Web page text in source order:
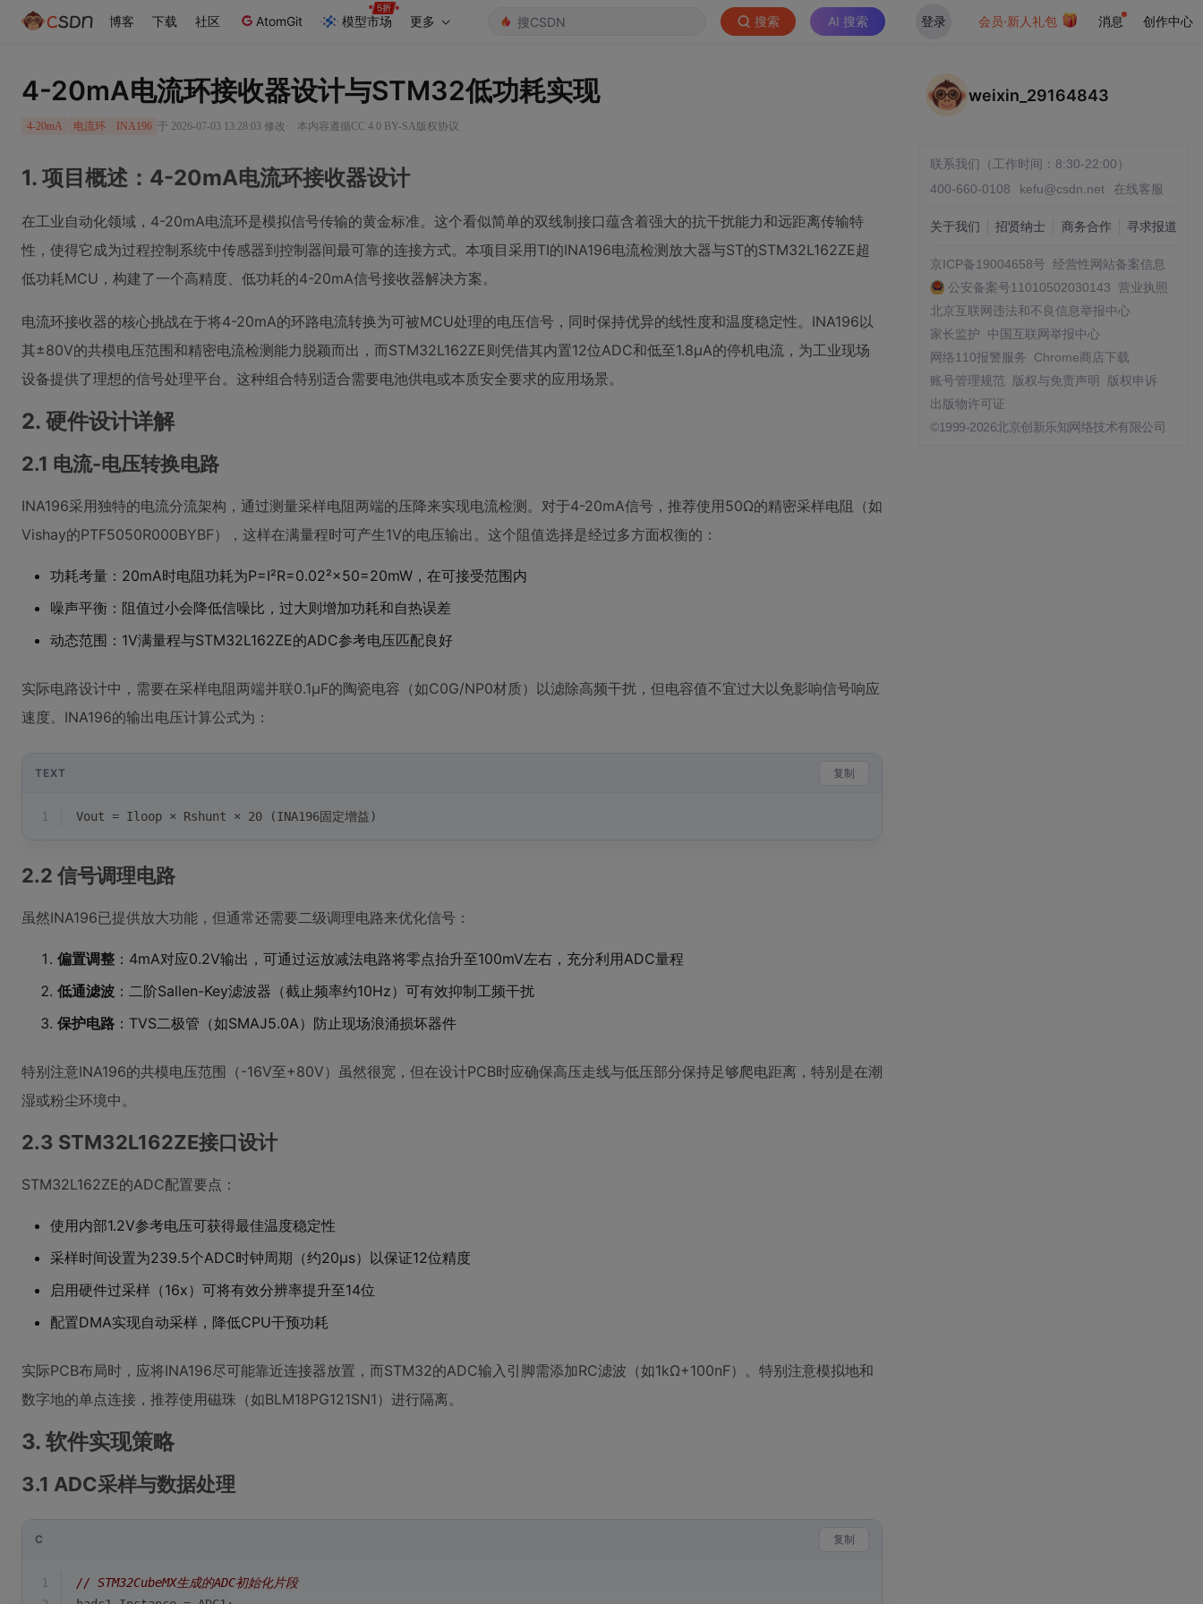
博客 下载 社区 AtomGit 模型市场 更多 搜索 AI 搜索 登录 会员·新人礼包 消息 创作中心
4-20mA电流环接收器设计与STM32低功耗实现
4-20mA 电流环 INA196 于 2026-07-03 13:28:03 修改 · 本内容遵循CC 4.0 BY-SA版权协议
1. 项目概述：4-20mA电流环接收器设计
在工业自动化领域，4-20mA电流环是模拟信号传输的黄金标准。这个看似简单的双线制接口蕴含着强大的抗干扰能力和远距离传输特
性，使得它成为过程控制系统中传感器到控制器间最可靠的连接方式。本项目采用TI的INA196电流检测放大器与ST的STM32L162ZE超
低功耗MCU，构建了一个高精度、低功耗的4-20mA信号接收器解决方案。
电流环接收器的核心挑战在于将4-20mA的环路电流转换为可被MCU处理的电压信号，同时保持优异的线性度和温度稳定性。INA196以
其±80V的共模电压范围和精密电流检测能力脱颖而出，而STM32L162ZE则凭借其内置12位ADC和低至1.8μA的停机电流，为工业现场
设备提供了理想的信号处理平台。这种组合特别适合需要电池供电或本质安全要求的应用场景。
2. 硬件设计详解
2.1 电流-电压转换电路
INA196采用独特的电流分流架构，通过测量采样电阻两端的压降来实现电流检测。对于4-20mA信号，推荐使用50Ω的精密采样电阻（如
Vishay的PTF5050R000BYBF），这样在满量程时可产生1V的电压输出。这个阻值选择是经过多方面权衡的：
功耗考量：20mA时电阻功耗为P=I²R=0.02²×50=20mW，在可接受范围内
噪声平衡：阻值过小会降低信噪比，过大则增加功耗和自热误差
动态范围：1V满量程与STM32L162ZE的ADC参考电压匹配良好
实际电路设计中，需要在采样电阻两端并联0.1μF的陶瓷电容（如C0G/NP0材质）以滤除高频干扰，但电容值不宜过大以免影响信号响应
速度。INA196的输出电压计算公式为：
TEXT 复制
1 Vout = Iloop × Rshunt × 20 (INA196固定增益)
2.2 信号调理电路
虽然INA196已提供放大功能，但通常还需要二级调理电路来优化信号：
偏置调整 ：4mA对应0.2V输出，可通过运放减法电路将零点抬升至100mV左右，充分利用ADC量程
低通滤波 ：二阶Sallen-Key滤波器（截止频率约10Hz）可有效抑制工频干扰
保护电路 ：TVS二极管（如SMAJ5.0A）防止现场浪涌损坏器件
特别注意INA196的共模电压范围（-16V至+80V）虽然很宽，但在设计PCB时应确保高压走线与低压部分保持足够爬电距离，特别是在潮
湿或粉尘环境中。
2.3 STM32L162ZE接口设计
STM32L162ZE的ADC配置要点：
使用内部1.2V参考电压可获得最佳温度稳定性
采样时间设置为239.5个ADC时钟周期（约20μs）以保证12位精度
启用硬件过采样（16x）可将有效分辨率提升至14位
配置DMA实现自动采样，降低CPU干预功耗
实际PCB布局时，应将INA196尽可能靠近连接器放置，而STM32的ADC输入引脚需添加RC滤波（如1kΩ+100nF）。特别注意模拟地和
数字地的单点连接，推荐使用磁珠（如BLM18PG121SN1）进行隔离。
3. 软件实现策略
3.1 ADC采样与数据处理
C 复制
1
// STM32CubeMX生成的ADC初始化片段
weixin_29164843
联系我们（工作时间：8:30-22:00）
400-660-0108
kefu@csdn.net 在线客服
关于我们 招贤纳士 商务合作 寻求报道
京ICP备19004658号 经营性网站备案信息
公安备案号11010502030143 营业执照
北京互联网违法和不良信息举报中心
家长监护
中国互联网举报中心
网络110报警服务
Chrome商店下载
账号管理规范
版权与免责声明
版权申诉
出版物许可证
©1999-2026北京创新乐知网络技术有限公司